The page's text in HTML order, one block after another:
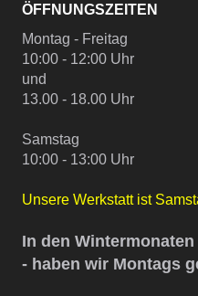
ÖFFNUNGSZEITEN
Montag - Freitag
10:00 - 12:00 Uhr
und
13.00 - 18.00 Uhr
Samstag
10:00 - 13:00 Uhr
Unsere Werkstatt ist
In den Wintermonaten
- haben wir Montags